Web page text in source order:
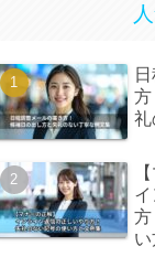
方
礼
方